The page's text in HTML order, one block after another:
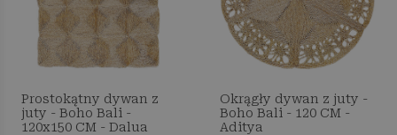
Prostokątny dywan z
juty - Boho Bali -
120x150 CM - Dalua
Okrągły dywan z juty -
Boho Bali - 120 CM -
Aditya